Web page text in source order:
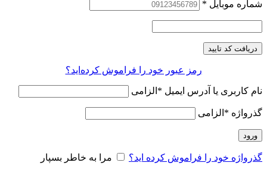
شماره موبایل *
دریافت کد تایید
رمز عبور خود را فراموش کرده‌اید؟
نام کاربری یا آدرس ایمیل * الزامی
گذرواژه * الزامی
ورود
گذرواژه خود را فراموش کرده اید؟ مرا به خاطر بسپار